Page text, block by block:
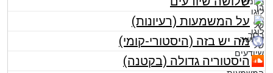
על המשמעות (רעיונות)
מה יש בזה (היסטורי-קומי)
היסטוריה גדולה (בקטנה)